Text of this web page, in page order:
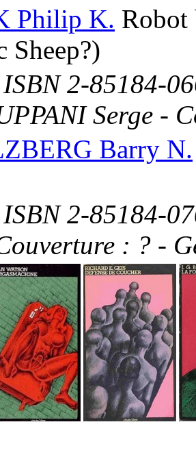
Philip K. Robot
Sheep?)
2-85184-
Serge -
Barry N.
2-85184-
: ? -